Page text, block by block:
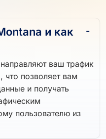
и как
ваш трафик
что позволяет вам
и получать
пользователю из